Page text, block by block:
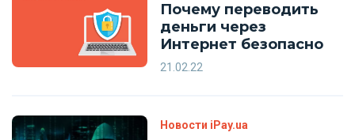
Почему переводить
деньги через
Интернет безопасно
21.02.22
Новости iPay.ua